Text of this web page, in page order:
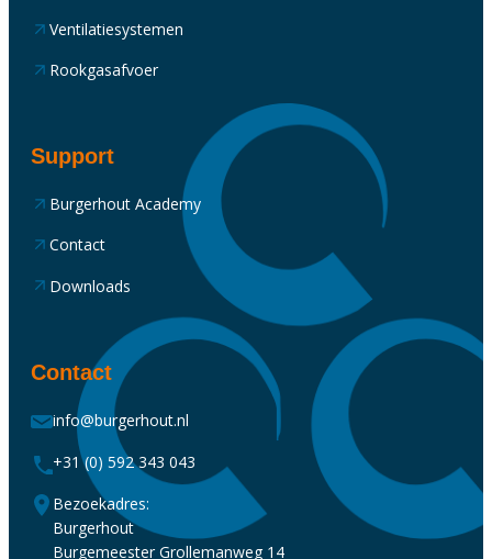
Ventilatiesystemen
Rookgasafvoer
Support
Burgerhout Academy
Contact
Downloads
Contact
info@burgerhout.nl
+31 (0) 592 343 043
Bezoekadres:
Burgerhout
Burgemeester Grollemanweg 14